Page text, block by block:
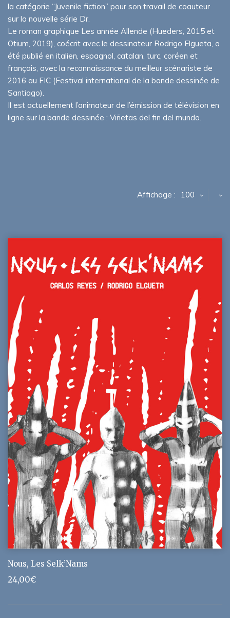
la catégorie “Juvenile fiction” pour son travail de coauteur
sur la nouvelle série Dr.
Le roman graphique Les année Allende (Hueders, 2015 et
Otium, 2019), coécrit avec le dessinateur Rodrigo Elgueta, a
été publié en italien, espagnol, catalan, turc, coréen et
français, avec la reconnaissance du meilleur scénariste de
2016 au FIC (Festival international de la bande dessinée de
Santiago).
Il est actuellement l’animateur de l’émission de télévision en
ligne sur la bande dessinée : Viñetas del fin del mundo.
Affichage : 100
Nous, Les Selk’Nams
24,00€